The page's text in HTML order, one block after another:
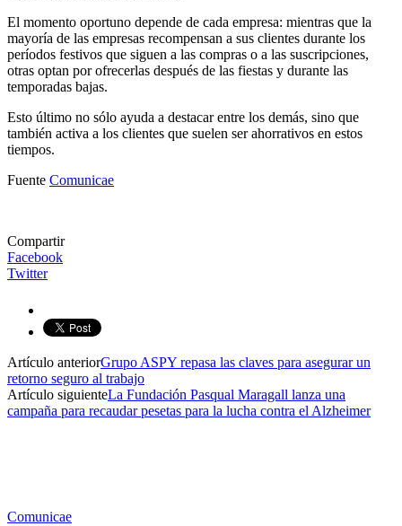
El momento oportuno depende de cada empresa: mientras que la
mayoría de las empresas recompensan a sus clientes durante los
períodos festivos que siguen a las compras o a las suscripciones,
otras optan por ofrecerlas después de las fiestas y durante las
temporadas bajas.
Esto último no sólo ayuda a destacar entre los demás, sino que
también activa a los clientes que suelen ser ahorrativos en estos
tiempos.
Fuente Comunicae
Compartir
Facebook
Twitter
Artículo anteriorGrupo ASPY repasa las claves para asegurar un
retorno seguro al trabajo
Artículo siguienteLa Fundación Pasqual Maragall lanza una
campaña para recaudar pesetas para la lucha contra el Alzheimer
Comunicae